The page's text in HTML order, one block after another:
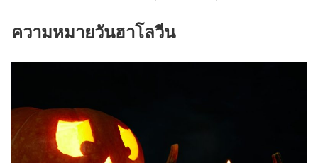
ความหมายวันฮาโลวีน